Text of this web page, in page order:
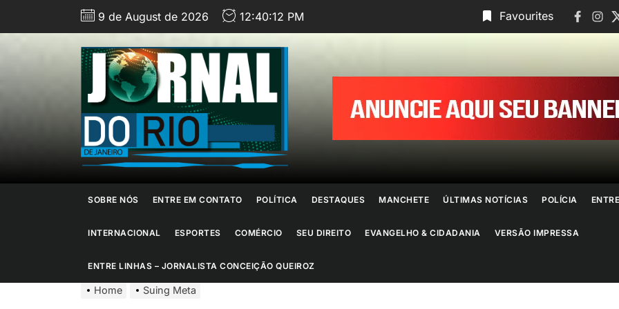
9 de August de 2026 12:40:13 PM Favourites
Jornal
do
Rio
de
Janeiro
SOBRE NÓS ENTRE EM CONTATO POLÍTICA DESTAQUES MANCHETE ÚLTIMAS NOTÍCIAS POLÍCIA
INTERNACIONAL ESPORTES COMÉRCIO SEU DIREITO EVANGELHO & CIDADANIA VERSÃO IMPRESSA
ENTRE LINHAS – JORNALISTA CONCEIÇÃO QUEIROZ
Home Suing Meta